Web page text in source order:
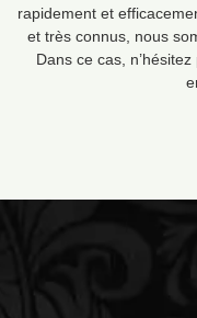
rapidement et
et très connus, nous
Dans ce cas,